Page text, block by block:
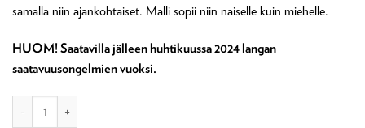
samalla niin ajankohtaiset. Malli sopii niin naiselle kuin miehelle.
HUOM! Saatavilla jälleen huhtikuussa 2024 langan
saatavuusongelmien vuoksi.